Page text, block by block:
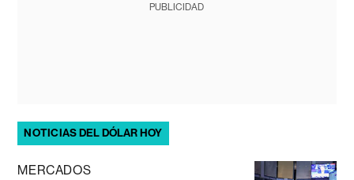
PUBLICIDAD
NOTICIAS DEL DÓLAR HOY
MERCADOS